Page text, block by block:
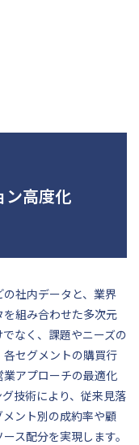
ン高度化
社内データと、業界
組み合わせた多次元
なく、課題やニーズの
セグメントの購買行
アプローチの最適化
技術により、従来見落
ント別の成約率や顧
ス配分を実現します。